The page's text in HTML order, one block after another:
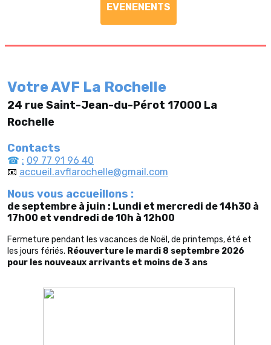
EVENENENTS
Votre AVF La Rochelle
24 rue Saint-Jean-du-Pérot 17000 La
Rochelle
Contacts
☎ : 09 77 91 96 40
📧 accueil.avflarochelle@gmail.com
Nous vous accueillons :
de septembre à juin : Lundi et mercredi de 14h30 à
17h00 et vendredi de 10h à 12h00
Fermeture pendant les vacances de Noël, de printemps, été et
les jours fériés. Réouverture le mardi 8 septembre 2026
pour les nouveaux arrivants et moins de 3 ans